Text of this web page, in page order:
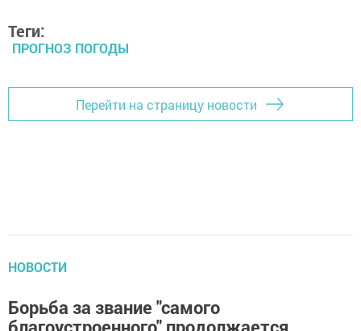
Теги:
ПРОГНОЗ ПОГОДЫ
Перейти на страницу новости
НОВОСТИ
Борьба за звание "самого